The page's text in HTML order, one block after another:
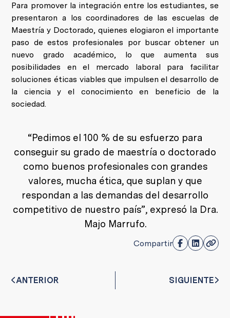
Para promover la integración entre los estudiantes, se
presentaron a los coordinadores de las escuelas de
Maestría y Doctorado, quienes elogiaron el importante
paso de estos profesionales por buscar obtener un
nuevo grado académico, lo que aumenta sus
posibilidades en el mercado laboral para facilitar
soluciones éticas viables que impulsen el desarrollo de
la ciencia y el conocimiento en beneficio de la
sociedad.
“Pedimos el 100 % de su esfuerzo para
conseguir su grado de maestría o doctorado
como buenos profesionales con grandes
valores, mucha ética, que suplan y que
respondan a las demandas del desarrollo
competitivo de nuestro país”, expresó la Dra.
Majo Marrufo.
Compartir
ANTERIOR SIGUIENTE